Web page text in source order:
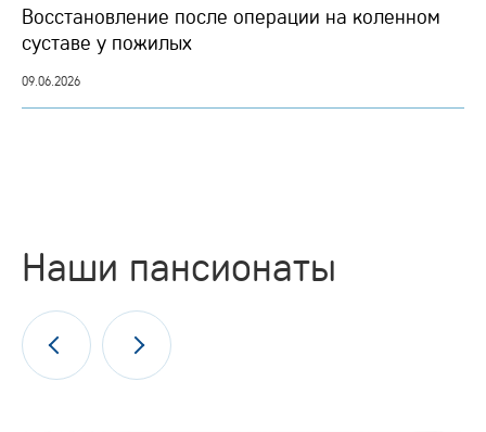
Восстановление после операции на коленном
суставе у пожилых
09.06.2026
Наши пансионаты